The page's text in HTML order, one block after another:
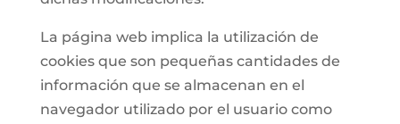
La página web implica la utilización de
cookies que son pequeñas cantidades de
información que se almacenan en el
navegador utilizado por el usuario como